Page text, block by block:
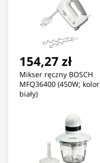
154,27 zł
Mikser ręczny BOSCH
MFQ36400 (450W; kolor
biały)